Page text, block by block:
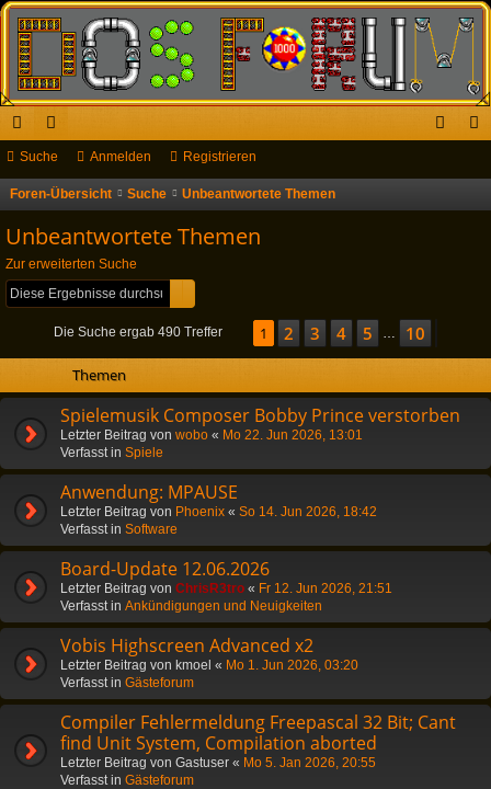
ch
ne
ug
riff
or
en
Suche Anmelden Registrieren
Foren-Übersicht Suche Unbeantwortete Themen
Unbeantwortete Themen
Zur erweiterten Suche
Die Suche ergab 490 Treffer Seite1 von 10
1 2 3 4 5 … 10
Themen
Spielemusik Composer Bobby Prince verstorben
Letzter Beitrag von wobo « Mo 22. Jun 2026, 13:01
Verfasst in Spiele
Anwendung: MPAUSE
Letzter Beitrag von Phoenix « So 14. Jun 2026, 18:42
Verfasst in Software
Board-Update 12.06.2026
Letzter Beitrag von ChrisR3tro « Fr 12. Jun 2026, 21:51
Verfasst in Ankündigungen und Neuigkeiten
Vobis Highscreen Advanced x2
Letzter Beitrag von kmoel « Mo 1. Jun 2026, 03:20
Verfasst in Gästeforum
Compiler Fehlermeldung Freepascal 32 Bit; Cant
find Unit System, Compilation aborted
Letzter Beitrag von Gastuser « Mo 5. Jan 2026, 20:55
Verfasst in Gästeforum